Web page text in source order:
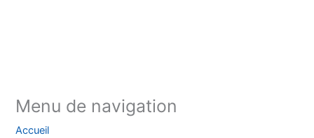
Menu de navigation
Accueil